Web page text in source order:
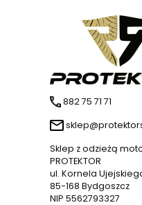
882 75 71 71
Sklep z odzieżą
PROTEKTOR
ul. Kornela
85-168 Bydgoszcz
NIP 5562793327